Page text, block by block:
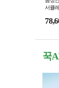
서큘
컨선
꾹